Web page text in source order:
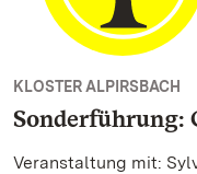
KLOSTER ALPIRSBACH
Sonderführung:
Veranstaltung mit: